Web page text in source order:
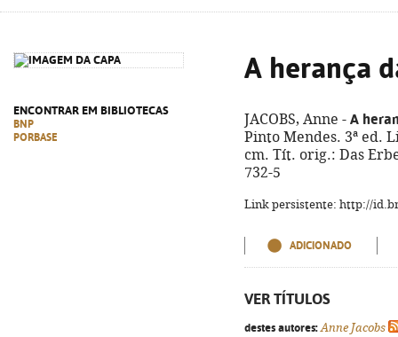
ENCONTRAR EM BIBLIOTECAS
BNP
PORBASE
A herança
JACOBS, Anne - A
Pinto Mendes. 3ª ed.
cm. Tít. orig.: Das
732-5
Link persistente: http://
ADICIONADO
VER TÍTULOS
destes autores: Anne Jacobs